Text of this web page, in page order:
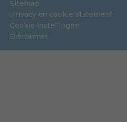
Sitemap
Privacy en cookie statement
Cookie instellingen
Disclaimer